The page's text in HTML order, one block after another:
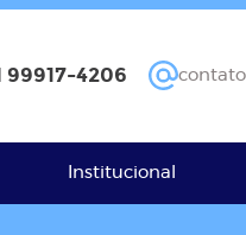
99917-4206
Institucional